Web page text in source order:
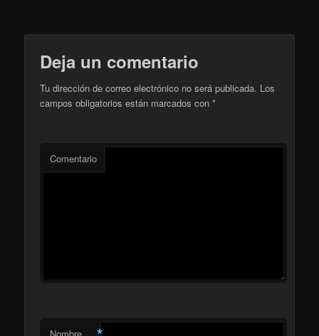
Deja un comentario
Tu dirección de correo electrónico no será publicada. Los
campos obligatorios están marcados con*
Comentario
Nombre